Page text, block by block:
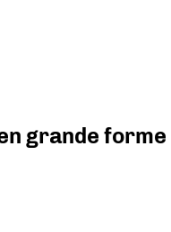
grande forme